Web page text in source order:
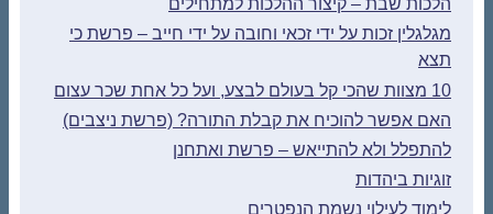
הלכות שבת – קיצור ההלכות למתחילים
מגלגלין זכות על ידי זכאי וחובה על ידי חייב – פרשת כי
תצא
10 מצוות שהכי קל בעולם לבצע, ועל כל אחת שכר עצום
האם אפשר להוכיח את קבלת התורה? (פרשת ניצבים)
להתפלל ולא להתייאש – פרשת ואתחנן
זוגיות ביהדות
לימוד לעילוי נשמת הנפטרים